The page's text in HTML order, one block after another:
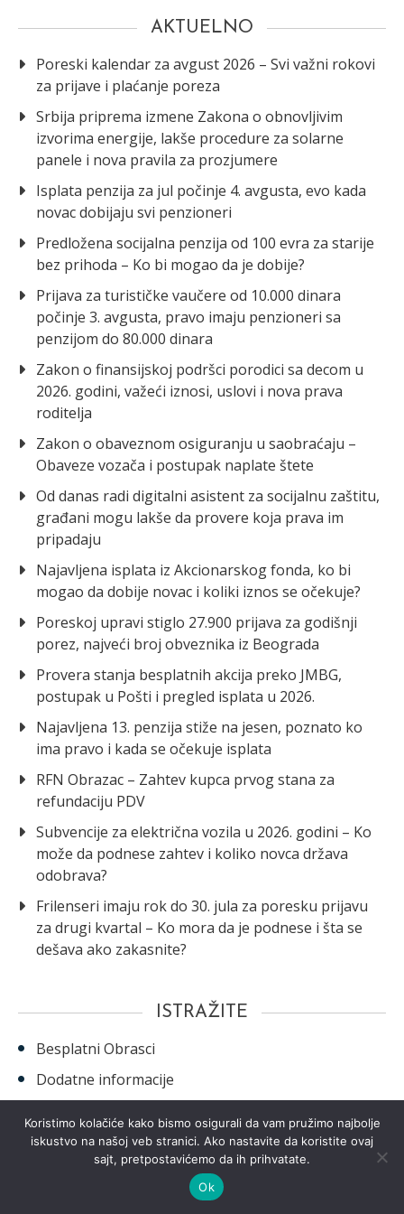
AKTUELNO
Poreski kalendar za avgust 2026 – Svi važni rokovi
za prijave i plaćanje poreza
Srbija priprema izmene Zakona o obnovljivim
izvorima energije, lakše procedure za solarne
panele i nova pravila za prozjumere
Isplata penzija za jul počinje 4. avgusta, evo kada
novac dobijaju svi penzioneri
Predložena socijalna penzija od 100 evra za starije
bez prihoda – Ko bi mogao da je dobije?
Prijava za turističke vaučere od 10.000 dinara
počinje 3. avgusta, pravo imaju penzioneri sa
penzijom do 80.000 dinara
Zakon o finansijskoj podršci porodici sa decom u
2026. godini, važeći iznosi, uslovi i nova prava
roditelja
Zakon o obaveznom osiguranju u saobraćaju –
Obaveze vozača i postupak naplate štete
Od danas radi digitalni asistent za socijalnu zaštitu,
građani mogu lakše da provere koja prava im
pripadaju
Najavljena isplata iz Akcionarskog fonda, ko bi
mogao da dobije novac i koliki iznos se očekuje?
Poreskoj upravi stiglo 27.900 prijava za godišnji
porez, najveći broj obveznika iz Beograda
Provera stanja besplatnih akcija preko JMBG,
postupak u Pošti i pregled isplata u 2026.
Najavljena 13. penzija stiže na jesen, poznato ko
ima pravo i kada se očekuje isplata
RFN Obrazac – Zahtev kupca prvog stana za
refundaciju PDV
Subvencije za električna vozila u 2026. godini – Ko
može da podnese zahtev i koliko novca država
odobrava?
Frilenseri imaju rok do 30. jula za poresku prijavu
za drugi kvartal – Ko mora da je podnese i šta se
dešava ako zakasnite?
ISTRAŽITE
Besplatni Obrasci
Dodatne informacije
Koristimo kolačiće kako bismo osigurali da vam pružimo najbolje
iskustvo na našoj veb stranici. Ako nastavite da koristite ovaj
sajt, pretpostavićemo da ih prihvatate.
Ok